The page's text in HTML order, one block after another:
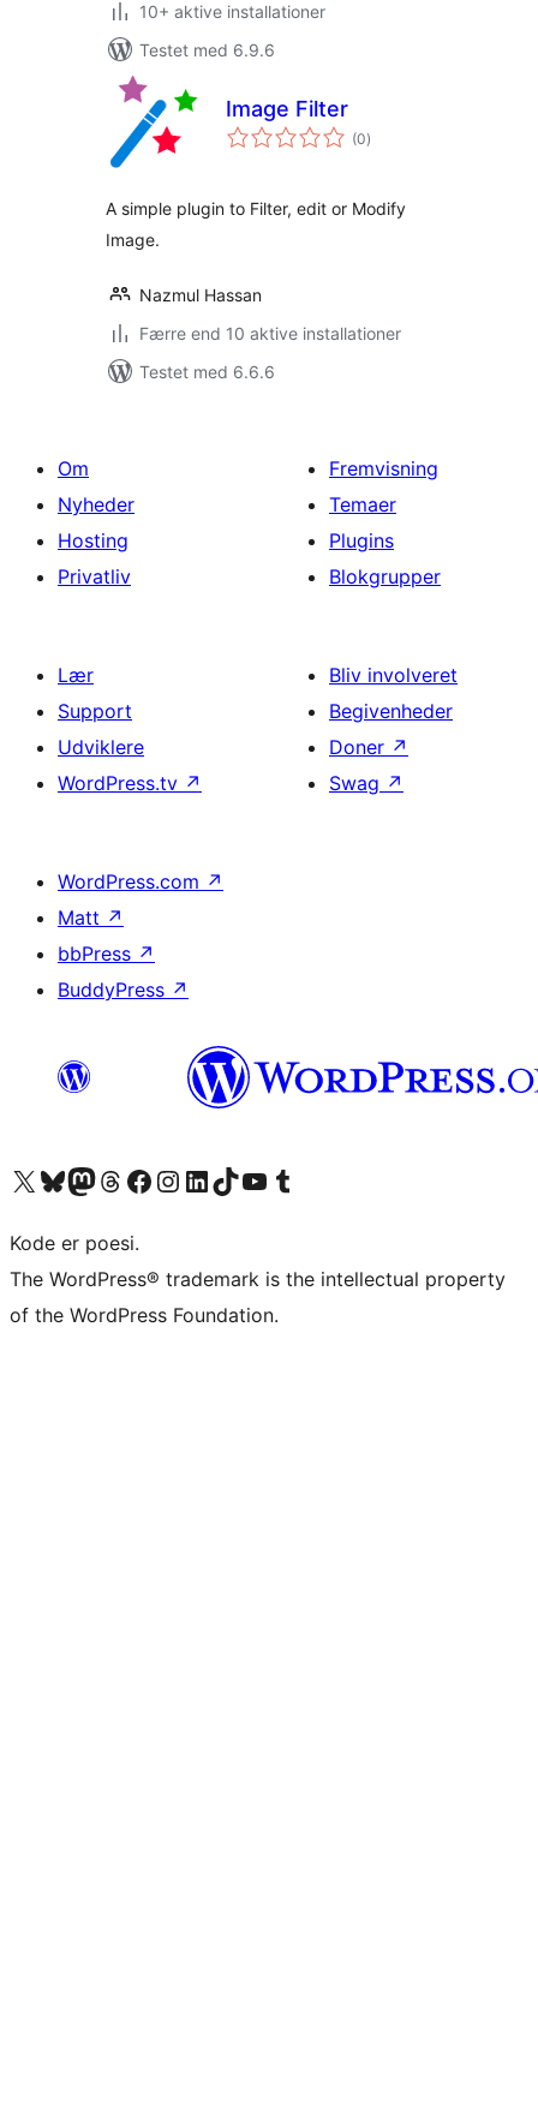
10+ aktive installationer
Testet med 6.9.6
Image Filter
(0totale
bedømmelser
)
A simple plugin to Filter, edit or Modify
Image.
Nazmul Hassan
Færre end 10 aktive installationer
Testet med 6.6.6
Om
Nyheder
Hosting
Privatliv
Fremvisning
Temaer
Plugins
Blokgrupper
Lær
Support
Udviklere
WordPress.tv ↗
Bliv involveret
Begivenheder
Doner ↗
Swag ↗
WordPress.com ↗
Matt ↗
bbPress ↗
BuddyPress ↗
Besøg vores X (tidligere Twitter) konto
Besøg vores Bluesky-konto
Besøg vores Mastodon konto
Besøg vores Threads-konto
Besøg vores Facebook sideBesøg vores Instagram konto
Besøg vores LinkedIn konto
Besøg vores TikTok-konto
Besøg vores YouTube-kanalBesøg vores Tumblr-konto
Kode er poesi.
The WordPress® trademark is the intellectual property
of the WordPress Foundation.